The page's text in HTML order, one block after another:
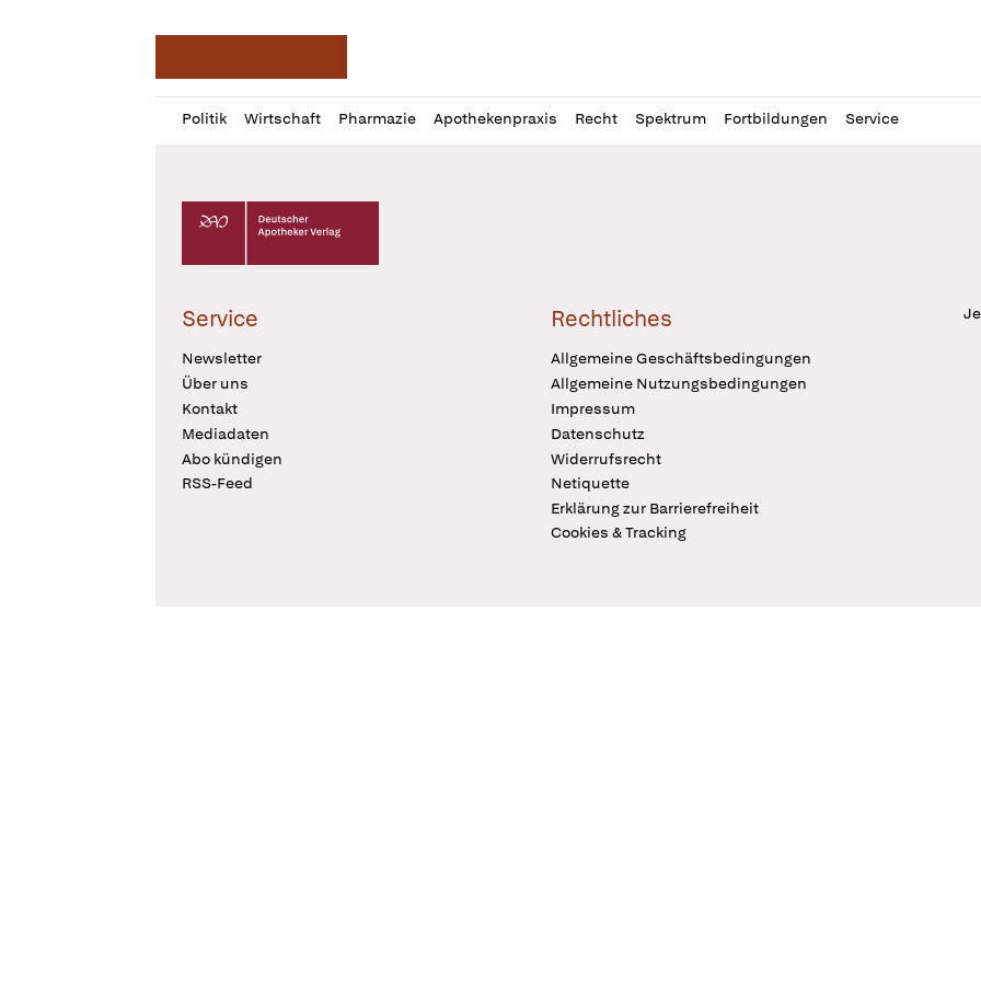
Politik Wirtschaft Pharmazie Apothekenpraxis Recht Spektrum Fortbildungen Service
Profil
öffnen
Daz
Pur
Deutscher Apotheker Verlag Logo
Service
Newsletter
Über uns
Kontakt
Mediadaten
Abo kündigen
RSS-Feed
Rechtliches
Allgemeine Geschäftsbedingungen
Allgemeine Nutzungsbedingungen
Impressum
Datenschutz
Widerrufsrecht
Netiquette
Erklärung zur Barrierefreiheit
Cookies & Tracking